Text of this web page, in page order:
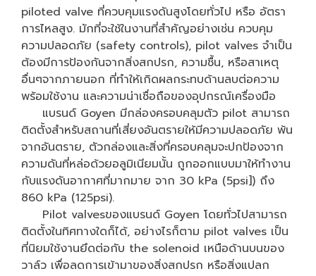
piloted valve ที่ควบคุมแรงดันสูงโดยทั่วไป หรือ อัตรา
การไหลสูง. มักที่จะใช้ในงานที่สำคัญอย่างเช่น ควบคุม
ความปลอดภัย (safety controls), pilot valves จำเป็น
ต้องมีการป้องกันจากสิ่งสกปรก, ความชื้น, หรือสาเหตุ
อื่นๆจากภายนอก ที่ทำให้เกิดผลกระทบด้านลบต่อความ
พร้อมใช้งาน และความน่าเชื่อถือของอุปกรณ์เครื่องมือ
แบรนด์ Goyen มีกล่องครอบคลุมตัว pilot สามารถ
ติดตั้งสำหรับสถานที่เสี่ยงอันตรายให้มีความปลอดภัย พ้น
จากอันตราย, ตัวกล่องและสิ่งที่ครอบคลุมจะปกป้องจาก
ความดันที่หล่อด้วยอลูมิเนียมนั้น ถูกออกแบบมาให้ทำงาน
กับแรงดันอากาศที่มากมาย จาก 30 kPa (5psi]) ถึง
860 kPa (125psi).
Pilot valvesของแบรนด์ Goyen โดยทั่วไปสามารถ
ติดตั้งในทิศทางใดก็ได้, อย่างไรก็ตาม pilot valves เป็น
ที่นิยมใช้งานยึดต่อกับ the solenoid เหนือด้านบนของ
วาล์ว เพื่อลดการเข้ามาของสิ่งสกปรก หรือสิ่งแปลก